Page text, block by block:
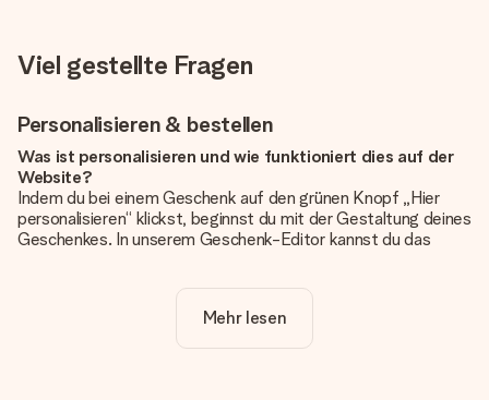
Viel gestellte Fragen
Personalisieren & bestellen
Was ist personalisieren und wie funktioniert dies auf der
Website?
Indem du bei einem Geschenk auf den grünen Knopf „Hier
personalisieren“ klickst, beginnst du mit der Gestaltung deines
Geschenkes. In unserem Geschenk-Editor kannst du das
noch eines unserer angebotenen Designs, um deinem
Geschenk die perfekte Ausstrahlung zu verleihen.
Mehr lesen